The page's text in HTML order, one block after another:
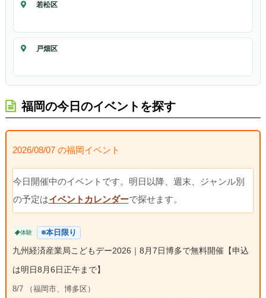
若松区
戸畑区
福岡の今日のイベントを探す
2026/08/07 の福岡イベント
今日開催中のイベントです。明日以降、週末、ジャンル別
の予定はイベントカレンダーで探せます。
体験 本日限り
九州経済産業局こどもデー2026｜8月7日博多で無料開催【申込
は明日8月6日正午まで】
8/7 （福岡市、博多区）